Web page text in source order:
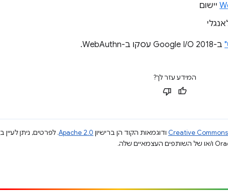
יישום
ב-Google I/O 2018 עסקו ב-WebAuthn.
המידע עזר לך?
Creative ודוגמאות הקוד הן ברישיון Apache 2.0. לפרטים, ניתן לעיין ב